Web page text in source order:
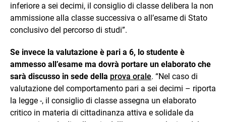
inferiore a sei decimi, il consiglio di classe delibera la non
ammissione alla classe successiva o all’esame di Stato
conclusivo del percorso di studi”.
Se invece la valutazione è pari a 6, lo studente è
ammesso all’esame ma dovrà portare un elaborato che
sarà discusso in sede della prova orale. “Nel caso di
valutazione del comportamento pari a sei decimi – riporta
la legge -, il consiglio di classe assegna un elaborato
critico in materia di cittadinanza attiva e solidale da